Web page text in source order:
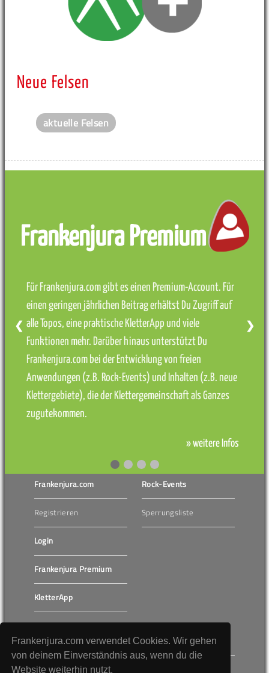
Frankenjura.com verwendet Cookies. Wir gehen
von deinem Einverständnis aus, wenn du die
Website weiterhin nutzt.
Neue Felsen
aktuelle Felsen
Frankenjura Premium
Für Frankenjura.com gibt es einen Premium-Account. Für
einen geringen jährlichen Beitrag erhältst Du Zugriff auf
alle Topos, eine praktische KletterApp und viele
Funktionen mehr. Darüber hinaus unterstützt Du
Frankenjura.com bei der Entwicklung von freien
Anwendungen (z.B. Rock-Events) und Inhalten (z.B. neue
Klettergebiete), die der Klettergemeinschaft als Ganzes
zugutekommen.
» weitere Infos
❮ ❯
Frankenjura.com
Registrieren
Login
Frankenjura Premium
KletterApp
Rock-Events
Sperrungsliste
Bergfreunde.de
Klettersteige
Klettern Trubachtal